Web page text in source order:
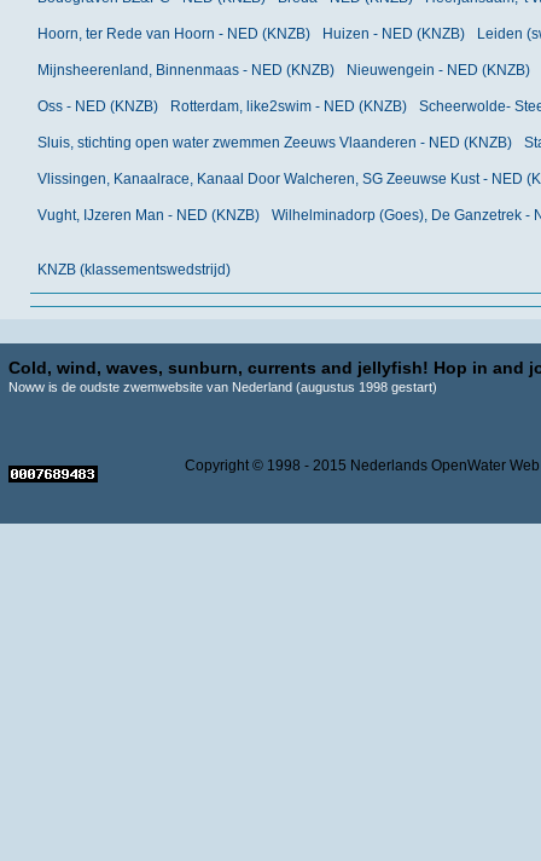
Hoorn, ter Rede van Hoorn - NED (KNZB) Huizen - NED (KNZB) Leiden
Mijnsheerenland, Binnenmaas - NED (KNZB) Nieuwengein - NED (KNZB)
Oss - NED (KNZB) Rotterdam, like2swim - NED (KNZB) Scheerwolde-
Sluis, stichting open water zwemmen Zeeuws Vlaanderen - NED (KNZB)
Vlissingen, Kanaalrace, Kanaal Door Walcheren, SG Zeeuwse Kust - NED
Vught, IJzeren Man - NED (KNZB) Wilhelminadorp (Goes), De Ganzetrek -
KNZB (klassementswedstrijd)
Cold, wind, waves, sunburn, currents and jellyfish! Hop in and
Noww is de oudste zwemwebsite van Nederland (augustus 1998 gestart)
Copyright © 1998 - 2015 Nederlands OpenWater